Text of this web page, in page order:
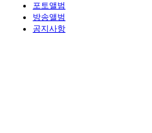
포토앨범
방송앨범
공지사항